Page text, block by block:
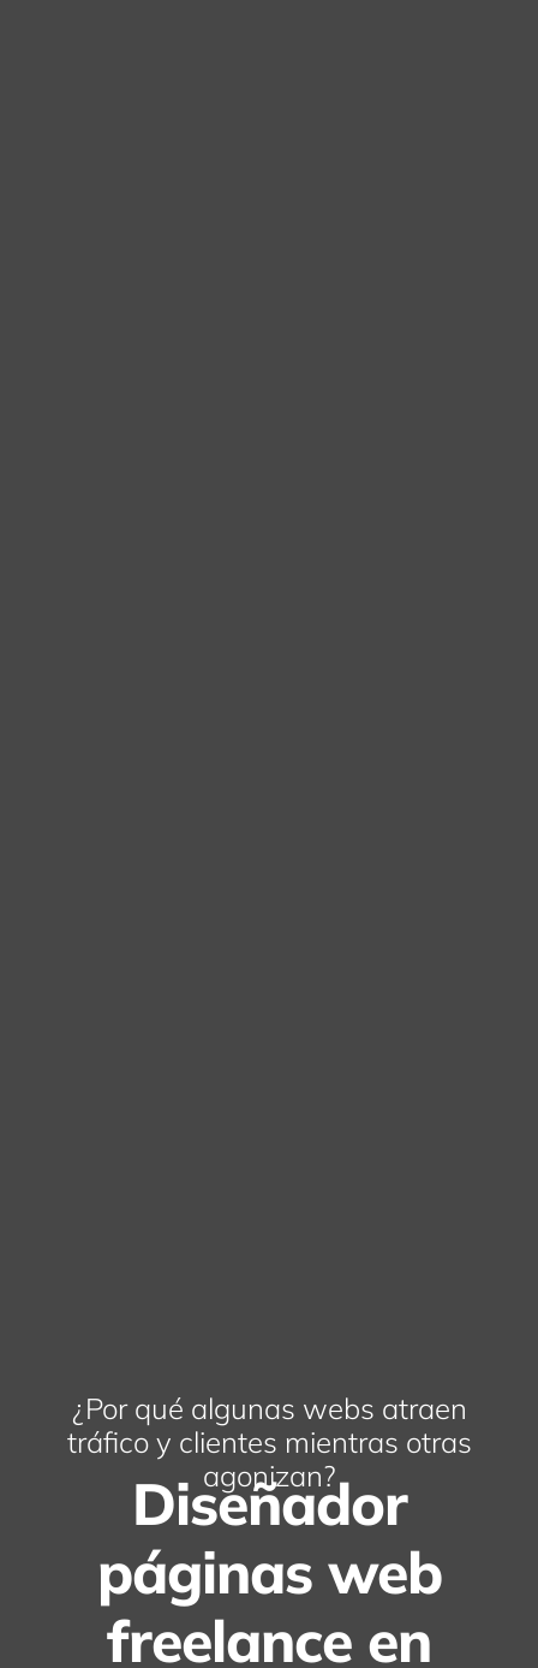
¿Por qué algunas webs atraen
tráfico y clientes mientras otras
agonizan?
Diseñador
páginas web
freelance en